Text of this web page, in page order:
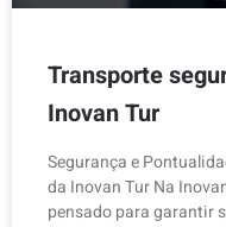
Transporte
Inovan Tur
Segurança e
da Inovan Tur Na
pensado para garantir